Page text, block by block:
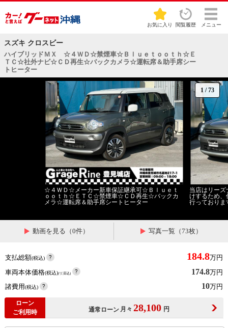
お気に入り 閲覧履歴 メニュー
スズキ クロスビー
ハイブリッドＭＸ ☆４ＷＤ☆禁煙車☆Ｂｌｕｅｔｏｏｔｈ☆Ｅ
ＴＣ☆社外ナビ☆ＣＤ再生☆バックカメラ☆運転席＆助手席シー
トヒーター
1 /73
☆４ＷＤ☆メーカー新車保証継承可☆Ｂｌｕｅｔ
ｏｏｔｈ☆ＥＴＣ☆禁煙車☆ＣＤ再生☆バックカ
メラ☆運転席＆助手席シートヒーター
当店はリー
けするため
行っており
動画を見る（0件） 写真一覧（73枚）
支払総額(税込) 184.8万円
車両本体価格(税込)(リ済込) 174.8万円
諸費用(税込) 10万円
ローン
ご利用時
通常ローン 月々 28,100 円